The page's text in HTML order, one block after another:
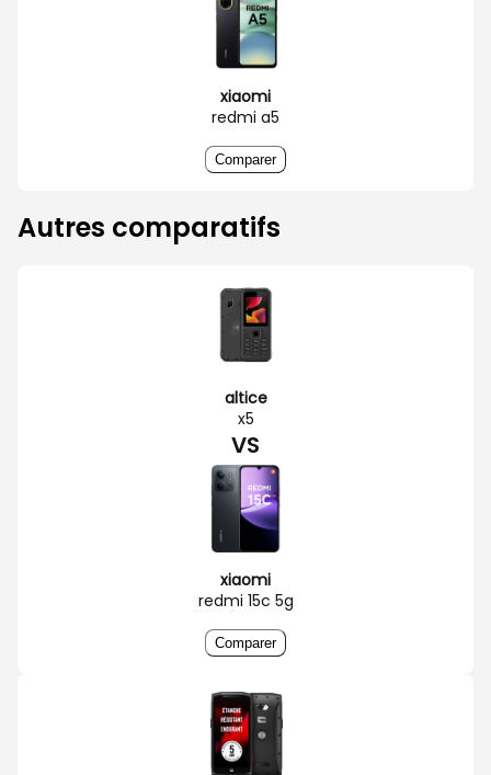
xiaomi
redmi a5
Comparer
Autres comparatifs
altice
x5
VS
xiaomi
redmi 15c 5g
Comparer